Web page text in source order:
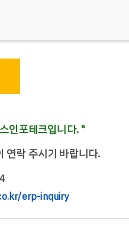
인포테크입니다. "
연락 주시기 바랍니다.
erp-inquiry